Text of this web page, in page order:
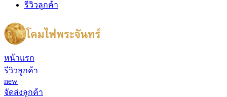
รีวิวลูกค้า
หน้าแรก
รีวิวลูกค้า
new
จัดส่งลูกค้า